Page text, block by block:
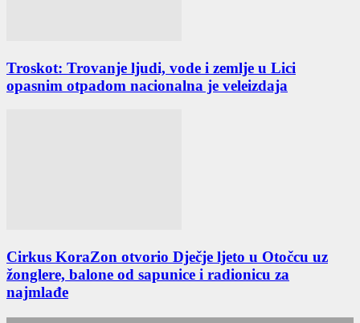
Troskot: Trovanje ljudi, vode i zemlje u Lici
opasnim otpadom nacionalna je veleizdaja
Cirkus KoraZon otvorio Dječje ljeto u Otočcu uz
žonglere, balone od sapunice i radionicu za
najmlađe